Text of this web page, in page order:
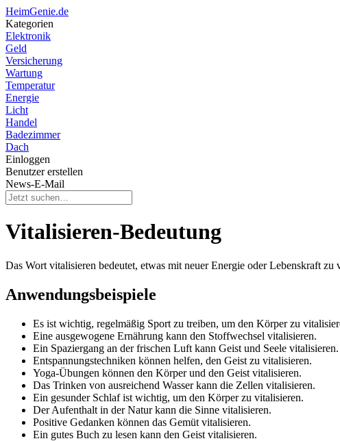
HeimGenie.de
Kategorien
Elektronik
Geld
Versicherung
Wartung
Temperatur
Energie
Licht
Handel
Badezimmer
Dach
Einloggen
Benutzer erstellen
News-E-Mail
Vitalisieren-Bedeutung
Das Wort vitalisieren bedeutet, etwas mit neuer Energie oder Lebenskraft
Anwendungsbeispiele
Es ist wichtig, regelmäßig Sport zu treiben, um den Körper zu
Eine ausgewogene Ernährung kann den Stoffwechsel vitalisieren.
Ein Spaziergang an der frischen Luft kann Geist und Seele vitalisieren.
Entspannungstechniken können helfen, den Geist zu vitalisieren.
Yoga-Übungen können den Körper und den Geist vitalisieren.
Das Trinken von ausreichend Wasser kann die Zellen vitalisieren.
Ein gesunder Schlaf ist wichtig, um den Körper zu vitalisieren.
Der Aufenthalt in der Natur kann die Sinne vitalisieren.
Positive Gedanken können das Gemüt vitalisieren.
Ein gutes Buch zu lesen kann den Geist vitalisieren.